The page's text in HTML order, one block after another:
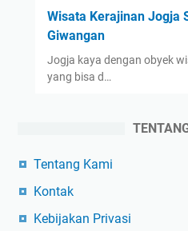
Wisata Kerajinan Jogja
Giwangan
Jogja kaya dengan obyek
yang bisa d…
Tentang Kami
Kontak
Kebijakan Privasi